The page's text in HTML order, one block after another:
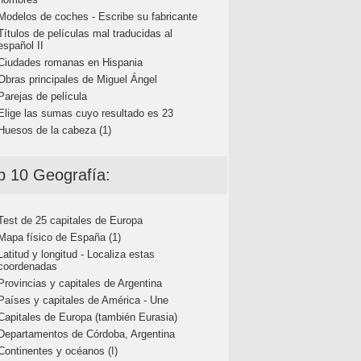
de coches - Escribe su fabricante
de películas mal traducidas al
II
romanas en Hispania
principales de Miguel Ángel
de película
las sumas cuyo resultado es 23
de la cabeza (1)
10 Geografía:
de 25 capitales de Europa
físico de España (1)
y longitud - Localiza estas
y capitales de Argentina
y capitales de América - Une
de Europa (también Eurasia)
de Córdoba, Argentina
y océanos (I)